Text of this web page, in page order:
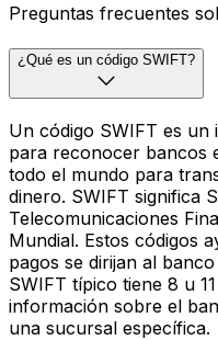
Preguntas frecuentes
¿Qué es un código SWIFT?
Un código SWIFT es un
para reconocer bancos
todo el mundo para
dinero. SWIFT significa
Telecomunicaciones
Mundial. Estos códigos
pagos se dirijan al
SWIFT típico tiene 8 u
información sobre el
una sucursal específica.